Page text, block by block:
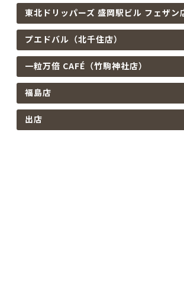
東北ドリッパーズ 盛岡駅ビル フェザン
プエドバル（北千住店）
一粒万倍 CAFÉ（竹駒神社店）
福島店
出店